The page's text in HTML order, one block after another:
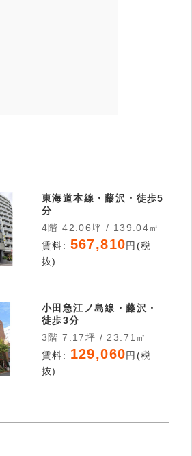
東海道本線・藤沢・徒歩5
分
4階 42.06坪 / 139.04㎡
賃料: 567,810円(税
抜)
小田急江ノ島線・藤沢・
徒歩3分
3階 7.17坪 / 23.71㎡
賃料: 129,060円(税
抜)